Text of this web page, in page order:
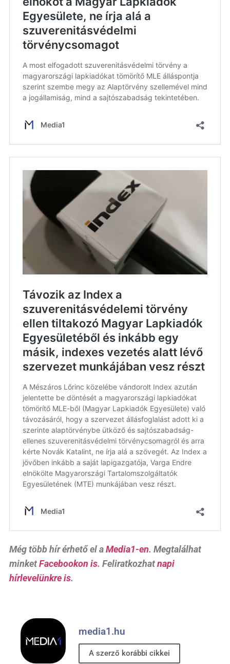
Még több hír érhető el aMedia1-en. Megtalálhat
minketFacebookon is. Feliratkozhatnapi
hírlevelünkre is.
media1.hu
A szerző korábbi cikkei